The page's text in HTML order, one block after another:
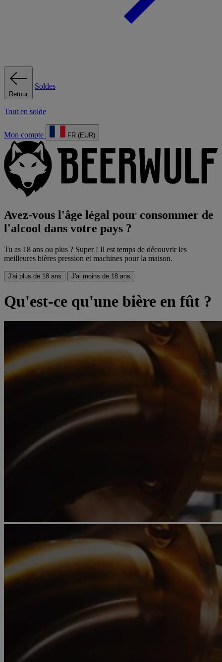
Retour
Soldes
Tout en solde
Mon compte FR (EUR)
Avez-vous l'âge légal pour consommer de
l'alcool dans votre pays ?
Tu as 18 ans ou plus ? Super ! Il est temps de découvrir les
meilleures bières pression et machines pour la maison.
J'ai plus de 18 ans J'ai moins de 18 ans
Qu'est-ce qu'une bière en fût ?